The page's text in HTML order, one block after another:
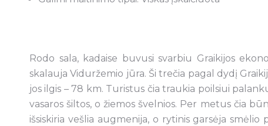
Rodo sala, kadaise buvusi svarbiu Graikijos
skalauja Viduržemio jūra. Ši trečia pagal dydį
jos ilgis – 78 km. Turistus čia traukia poilsiui
vasaros šiltos, o žiemos švelnios. Per metus čia
išsiskiria vešlia augmenija, o rytinis garsėja